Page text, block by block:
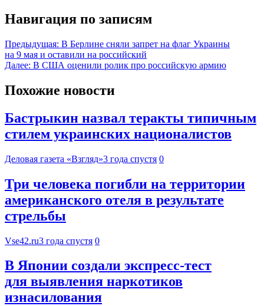
Навигация по записям
Предыдущая: В Берлине сняли запрет на флаг Украины
на 9 мая и оставили на российский
Далее: В США оценили ролик про российскую армию
Похожие новости
Бастрыкин назвал теракты типичным
стилем украинских националистов
Деловая газета «Взгляд»3 года спустя 0
Три человека погибли на территории
американского отеля в результате
стрельбы
Vse42.ru3 года спустя 0
В Японии создали экспресс-тест
для выявления наркотиков
изнасилования